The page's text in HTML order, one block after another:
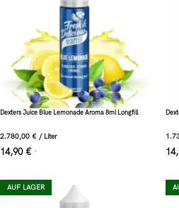
Dexters Juice Blue Lemonade Aroma 8ml Longfill
2.780,00 € / Liter
14,90 € *
AUF LAGER